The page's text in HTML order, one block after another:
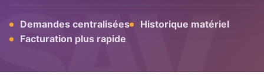
Demandes centralisées
Historique matériel
Facturation plus rapide